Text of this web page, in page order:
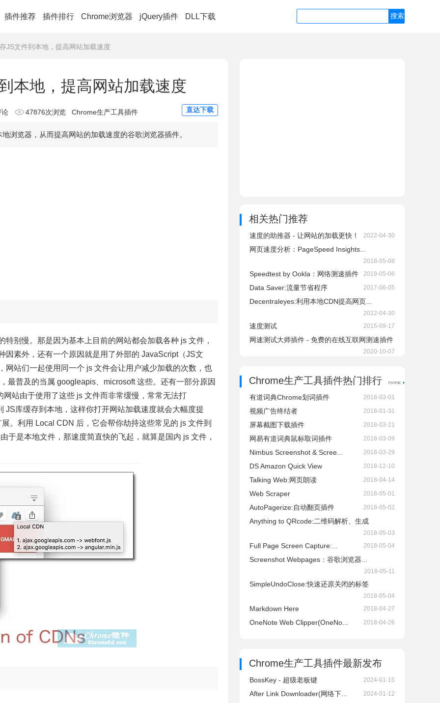
插件推荐 插件排行 Chrome浏览器 jQuery插件 DLL下载
JS文件到本地，提高网站加载速度
本地，提高网站加载速度
论 47876次浏览 Chrome生产工具插件 直达下载
浏览器，从而提高网站的加载速度的谷歌浏览器插件。
特别慢。那是因为基本上目前的网站都会加载各种 js 文件，
因素外，还有一个原因就是用了外部的 JavaScript（JS文
网站们一起使用同一个 js 文件会让用户减少加载的次数，也
最普及的当属 googleapis、microsoft 这些。还有一部分原因
网站由于使用了这些 js 文件而非常缓慢，常常无法打
JS库缓存到本地，这样你打开网站加载速度就会大幅度提
展。利用 Local CDN 后，它会帮你劫持这些常见的 js 文件到
于是本地文件，那速度简直快的飞起，就算是国内 js 文件，
相关热门推荐
速度的助推器 - 让网站的加载更快！ 2022-04-30
网页速度分析：PageSpeed Insights...
2018-05-08
Speedtest by Ookla：网络测速插件 2019-05-06
Data Saver:流量节省程序 2017-06-05
Decentraleyes:利用本地CDN提高网页...
2022-04-30
速度测试 2015-09-17
网速测试大师插件 - 免费的在线互联网测速插件
2020-10-07
Chrome生产工具插件热门排行
有道词典Chrome划词插件 2018-03-01
视频广告终结者 2018-01-31
屏幕截图下载插件 2018-03-21
网易有道词典鼠标取词插件 2018-03-09
Nimbus Screenshot & Scree... 2018-03-29
DS Amazon Quick View 2018-12-10
Talking Web:网页朗读 2018-04-14
Web Scraper 2018-05-01
AutoPagerize:自动翻页插件 2018-05-02
Anything to QRcode:二维码解析、生成
2018-05-03
Full Page Screen Capture:... 2018-05-04
Screenshot Webpages：谷歌浏览器...
2018-05-11
SimpleUndoClose:快速还原关闭的标签
2018-05-04
Markdown Here 2018-04-27
OneNote Web Clipper(OneNo... 2018-04-26
Chrome生产工具插件最新发布
BossKey - 超级老板键 2024-01-15
After Link Downloader(网络下... 2024-01-12